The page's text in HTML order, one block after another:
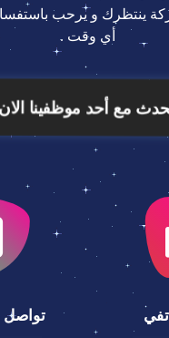
ينتظرك و يرحب
أي وقت .
مع أحد موظفينا الان
تواصل